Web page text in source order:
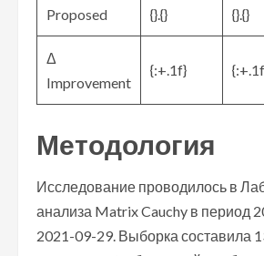
Proposed {}.{} {}.{}
Δ
Improvement
{:+.1f}
Методология
Исследование проводилось в
анализа Matrix Cauchy в период
2021-09-29. Выборка составила